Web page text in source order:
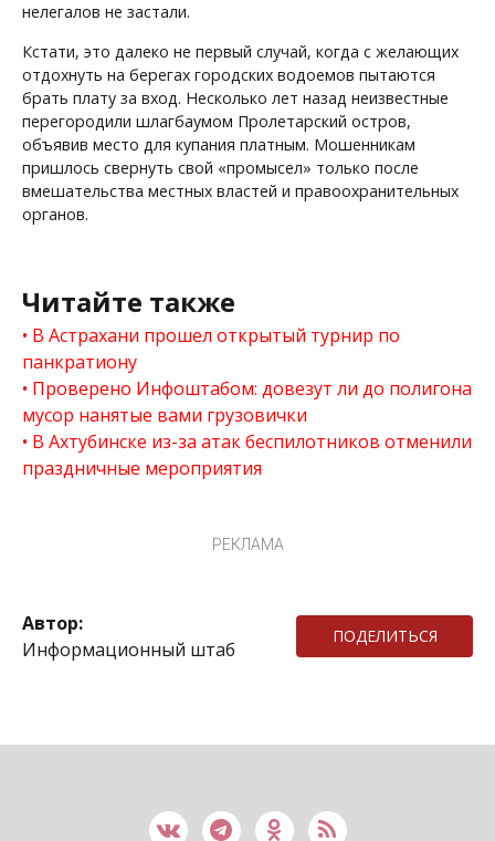
нелегалов не застали.
Кстати, это далеко не первый случай, когда с желающих
отдохнуть на берегах городских водоемов пытаются
брать плату за вход. Несколько лет назад неизвестные
перегородили шлагбаумом Пролетарский остров,
объявив место для купания платным. Мошенникам
пришлось свернуть свой «промысел» только после
вмешательства местных властей и правоохранительных
органов.
Читайте также
В Астрахани прошел открытый турнир по
панкратиону
Проверено Инфоштабом: довезут ли до полигона
мусор нанятые вами грузовички
В Ахтубинске из-за атак беспилотников отменили
праздничные мероприятия
РЕКЛАМА
Автор:
Информационный штаб
ПОДЕЛИТЬСЯ